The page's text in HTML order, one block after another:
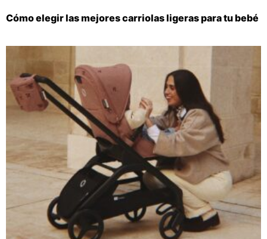
Cómo elegir las mejores carriolas ligeras para tu bebé